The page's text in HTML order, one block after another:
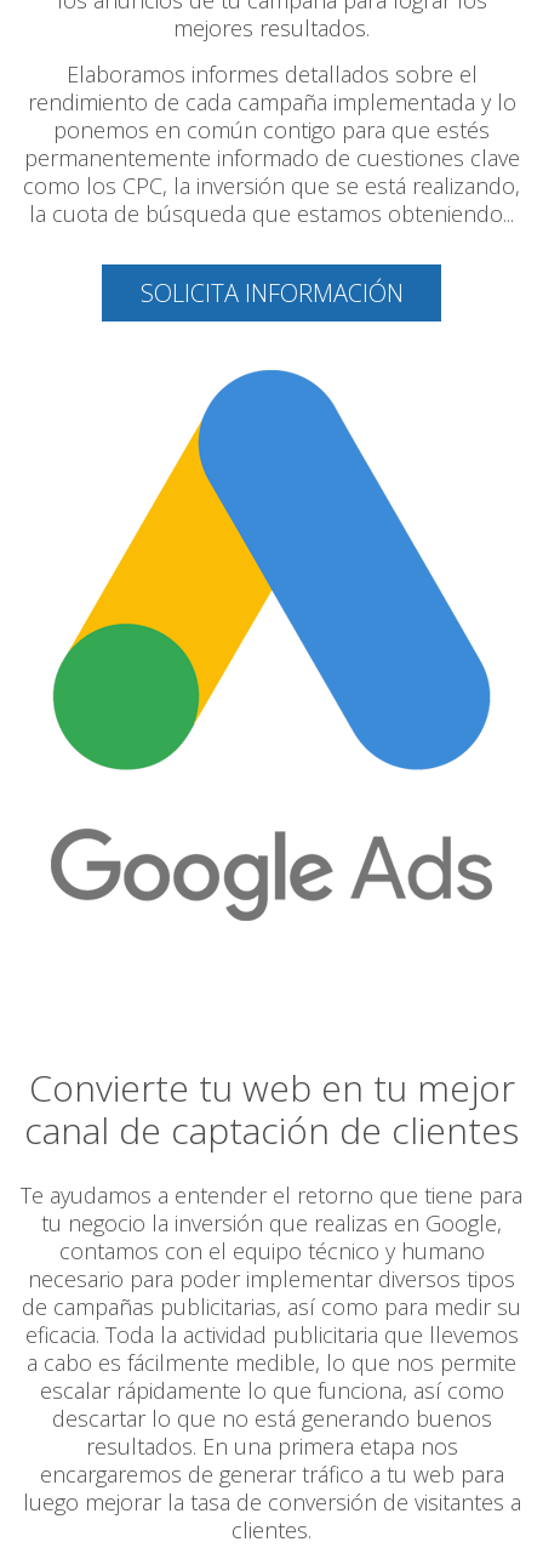
mejores resultados.
Elaboramos informes detallados sobre el
rendimiento de cada campaña implementada y lo
ponemos en común contigo para que estés
permanentemente informado de cuestiones clave
como los CPC, la inversión que se está realizando,
la cuota de búsqueda que estamos obteniendo...
SOLICITA INFORMACIÓN
Convierte tu web en tu mejor
canal de captación de clientes
Te ayudamos a entender el retorno que tiene para
tu negocio la inversión que realizas en Google,
contamos con el equipo técnico y humano
necesario para poder implementar diversos tipos
de campañas publicitarias, así como para medir su
eficacia. Toda la actividad publicitaria que llevemos
a cabo es fácilmente medible, lo que nos permite
escalar rápidamente lo que funciona, así como
descartar lo que no está generando buenos
resultados. En una primera etapa nos
encargaremos de generar tráfico a tu web para
luego mejorar la tasa de conversión de visitantes a
clientes.